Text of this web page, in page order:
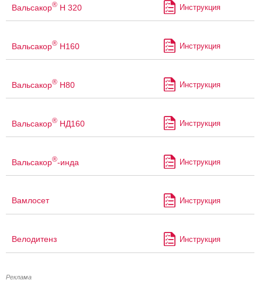
Вальсакор® Н 320 Инструкция
Вальсакор® Н160 Инструкция
Вальсакор® Н80 Инструкция
Вальсакор® НД160 Инструкция
Вальсакор®-инда Инструкция
Вамлосет Инструкция
Велодитенз Инструкция
Реклама